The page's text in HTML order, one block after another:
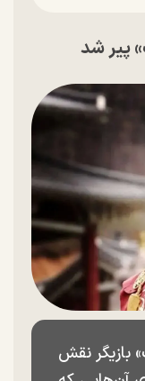
پیر شد
بازیگر نقش